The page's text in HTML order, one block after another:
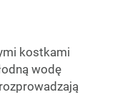
kostkami
wodę